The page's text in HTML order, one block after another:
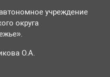
учреждение
округа
О.А.